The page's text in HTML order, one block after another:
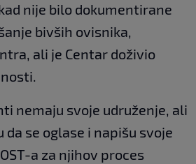
nije bilo dokumentirane
bivših ovisnika,
ali je Centar doživio
nemaju svoje udruženje, ali
se oglase i napišu svoje
a za njihov proces